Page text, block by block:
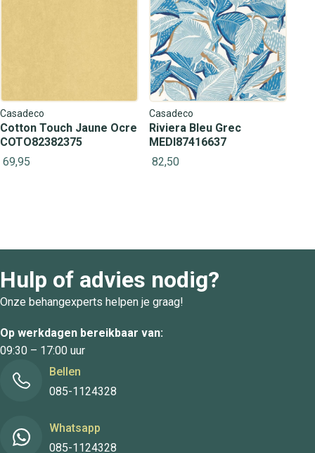
Casadeco
Cotton Touch Jaune Ocre
COTO82382375
69,95
Casadeco
Riviera Bleu Grec
MEDI87416637
82,50
Hulp of advies nodig?
Onze behangexperts helpen je graag!
Op werkdagen bereikbaar van:
09:30 – 17:00 uur
Bellen
085-1124328
Whatsapp
085-1124328